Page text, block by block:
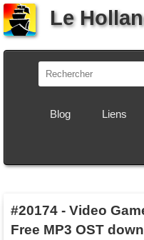
Le
Blog Liens
#20174 - Video
Free MP3 OST